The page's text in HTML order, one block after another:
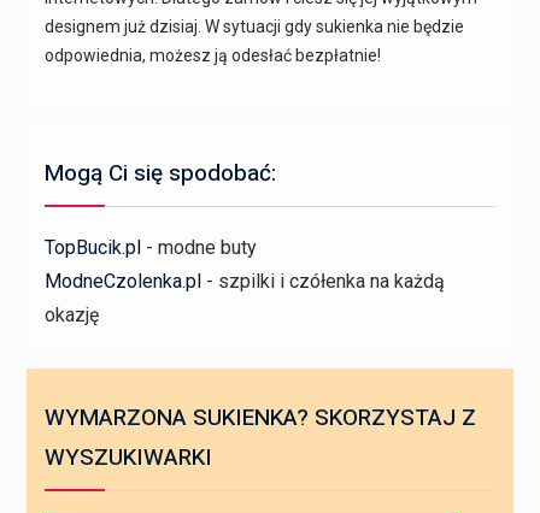
designem już dzisiaj. W sytuacji gdy sukienka nie będzie
odpowiednia, możesz ją odesłać bezpłatnie!
Mogą Ci się spodobać:
TopBucik.pl- modne buty
ModneCzolenka.pl- szpilki i czółenka na każdą
okazję
WYMARZONA SUKIENKA? SKORZYSTAJ Z
WYSZUKIWARKI